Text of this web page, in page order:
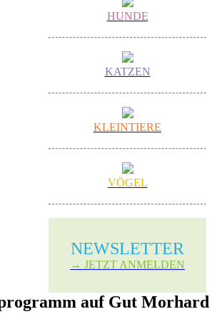
HUNDE
KATZEN
KLEINTIERE
VÖGEL
NEWS­LETTER
→ JETZT ANMELDEN
auf Gut Morhard